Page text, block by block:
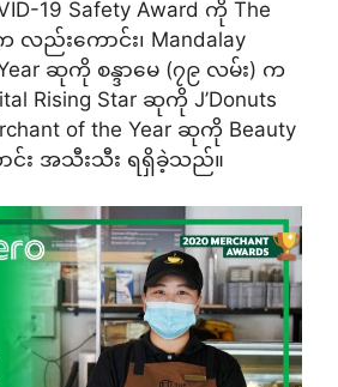
19 Safety Award ကို The
လည်းကောင်း၊ Mandalay
ဆုကို စန္ဒာမေ (၇၉ လမ်း) က
Rising Star ဆုကို J’Donuts
of the Year ဆုကို Beauty
င်း အသီးသီး ရရှိခဲ့သည်။